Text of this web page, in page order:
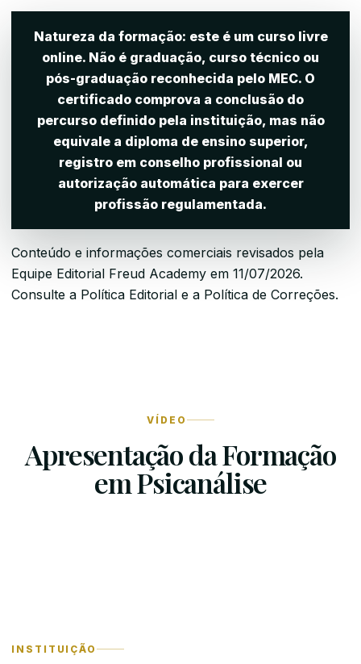
Natureza da formação: este é um curso livre
online. Não é graduação, curso técnico ou
pós-graduação reconhecida pelo MEC. O
certificado comprova a conclusão do
percurso definido pela instituição, mas não
equivale a diploma de ensino superior,
registro em conselho profissional ou
autorização automática para exercer
profissão regulamentada.
Conteúdo e informações comerciais revisados pela
Equipe Editorial Freud Academy em 11/07/2026.
Consulte a Política Editorial e a Política de Correções.
VÍDEO
Apresentação da Formação
em Psicanálise
INSTITUIÇÃO